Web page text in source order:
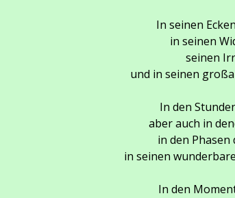
In seinen
in seinen
seinen
und in seinen
In den
aber auch in
in den Phasen
in seinen
In den